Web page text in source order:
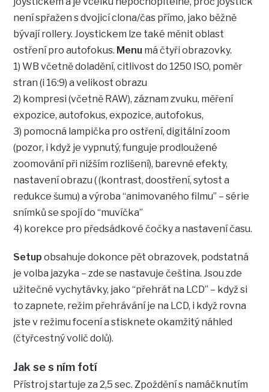
není spřažen s dvojicí clona/čas přímo, jako běžně
bývají rollery. Joystickem lze také měnit oblast
ostření pro autofokus. Menu má čtyři obrazovky.
1) WB včetně doladění, citlivost do 1250 ISO, poměr
stran (i 16:9) a velikost obrazu
2) kompresi (včetně RAW), záznam zvuku, měření
expozice, autofokus, expozice, autofokus,
3) pomocná lampička pro ostření, digitální zoom
(pozor, i když je vypnutý, funguje prodloužené
zoomování při nižším rozlišení), barevné efekty,
nastavení obrazu ( (kontrast, doostření, sytost a
redukce šumu) a výroba “animovaného filmu” – série
snímků se spojí do “muvíčka”
4) korekce pro předsádkové čočky a nastavení času.
Setup obsahuje dokonce pět obrazovek, podstatná
je volba jazyka – zde se nastavuje čeština. Jsou zde
užitečné vychytávky, jako “přehrát na LCD” – když si
to zapnete, režim přehrávání je na LCD, i když rovna
jste v režimu focení a stisknete okamžitý náhled
(čtyřcestný volič dolů).
Jak se s ním fotí
Přístroj startuje za 2,5 sec. Zpoždění s namáčknutím